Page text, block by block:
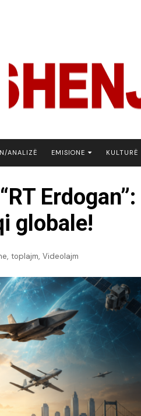
ANALIZË EMISIONE
BOTA NE FOKUS
EKONOMIKS
FJALA
GJURMË
INTERVISTA EMISION
KONAKU
KU E KISHIM FJALEN
LIGJERATE FETARE
PARADITE ME NE
PIKËPAMJE
KULTURË
Erdogan”:
globale!
, toplajm, Videolajm